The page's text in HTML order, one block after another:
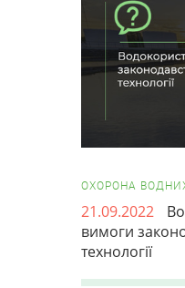
ОХОРОНА
21.09.2022
вимоги
технології